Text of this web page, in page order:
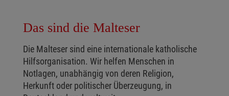
Das sind die Malteser
Die Malteser sind eine internationale katholische
Hilfsorganisation. Wir helfen Menschen in
Notlagen, unabhängig von deren Religion,
Herkunft oder politischer Überzeugung, in